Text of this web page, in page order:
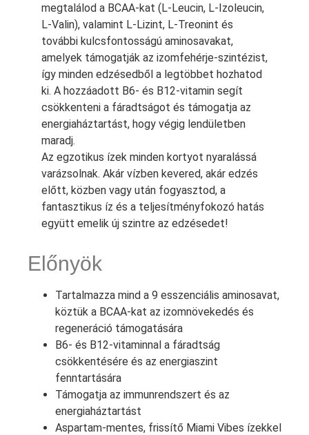
megtalálod a BCAA-kat (L-Leucin, L-Izoleucin,
L-Valin), valamint L-Lizint, L-Treonint és
további kulcsfontosságú aminosavakat,
amelyek támogatják az izomfehérje-szintézist,
így minden edzésedből a legtöbbet hozhatod
ki. A hozzáadott B6- és B12-vitamin segít
csökkenteni a fáradtságot és támogatja az
energiaháztartást, hogy végig lendületben
maradj.
Az egzotikus ízek minden kortyot nyaralássá
varázsolnak. Akár vízben kevered, akár edzés
előtt, közben vagy után fogyasztod, a
fantasztikus íz és a teljesítményfokozó hatás
együtt emelik új szintre az edzésedet!
Előnyök
Tartalmazza mind a 9 esszenciális aminosavat,
köztük a BCAA-kat az izomnövekedés és
regeneráció támogatására
B6- és B12-vitaminnal a fáradtság
csökkentésére és az energiaszint
fenntartására
Támogatja az immunrendszert és az
energiaháztartást
Aspartam-mentes, frissítő Miami Vibes ízekkel